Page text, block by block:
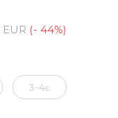
EUR (- 44%)
3-4ε.